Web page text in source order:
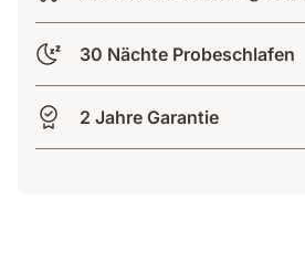
30 Nächte Probeschlafen
2 Jahre Garantie